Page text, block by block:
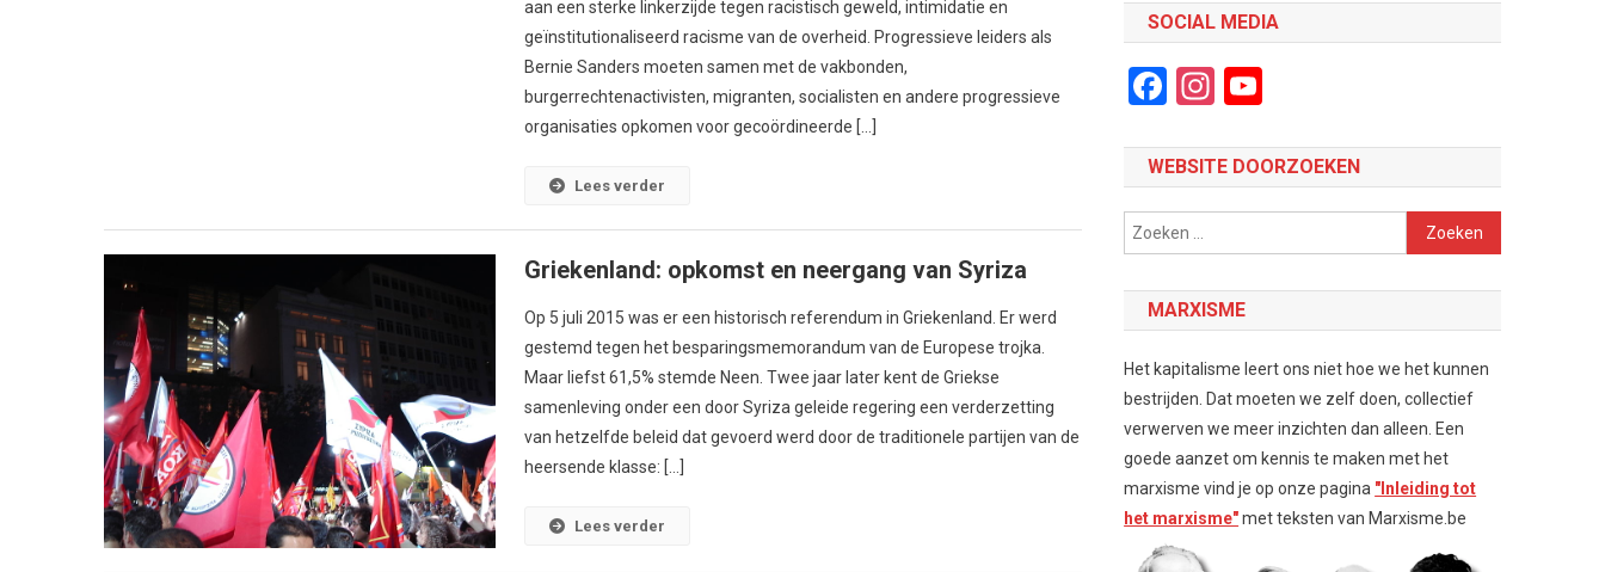
aan een sterke linkerzijde tegen racistisch geweld, intimidatie en
geïnstitutionaliseerd racisme van de overheid. Progressieve leiders als
Bernie Sanders moeten samen met de vakbonden,
burgerrechtenactivisten, migranten, socialisten en andere progressieve
organisaties opkomen voor gecoördineerde […]
Lees verder
Griekenland: opkomst en neergang van Syriza
Op 5 juli 2015 was er een historisch referendum in Griekenland. Er werd
gestemd tegen het besparingsmemorandum van de Europese trojka.
Maar liefst 61,5% stemde Neen. Twee jaar later kent de Griekse
samenleving onder een door Syriza geleide regering een verderzetting
van hetzelfde beleid dat gevoerd werd door de traditionele partijen van de
heersende klasse: […]
Lees verder
SOCIAL MEDIA
Facebook
Instagram
WEBSITE DOORZOEKEN
Zoeken
naar:
MARXISME
Het kapitalisme leert ons niet hoe we het kunnen
bestrijden. Dat moeten we zelf doen, collectief
verwerven we meer inzichten dan alleen. Een
goede aanzet om kennis te maken met het
marxisme vind je op onze pagina "Inleiding tot
het marxisme"met teksten van Marxisme.be